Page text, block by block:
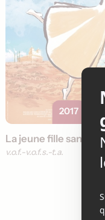
2017
La jeune fille sans
v.o.f. v.o.f.s.-t.a.